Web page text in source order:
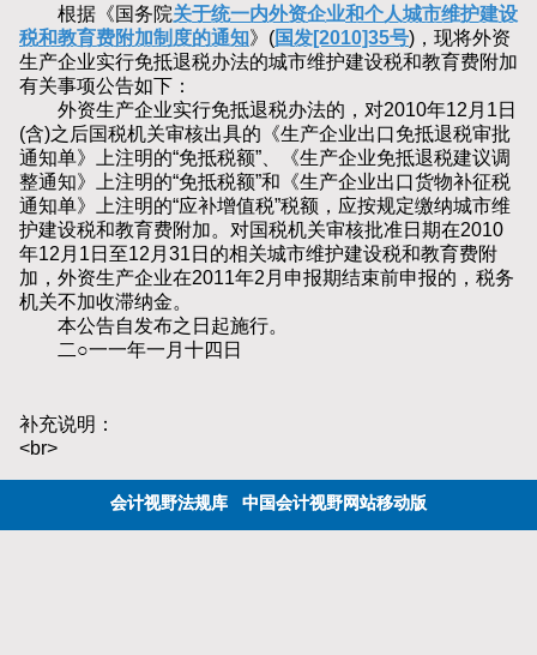
根据《国务院关于统一内外资企业和个人城市维护建设
税和教育费附加制度的通知》(国发[2010]35号)，现将外资
生产企业实行免抵退税办法的城市维护建设税和教育费附加
有关事项公告如下：
外资生产企业实行免抵退税办法的，对2010年12月1日
(含)之后国税机关审核出具的《生产企业出口免抵退税审批
通知单》上注明的“免抵税额”、《生产企业免抵退税建议调
整通知》上注明的“免抵税额”和《生产企业出口货物补征税
通知单》上注明的“应补增值税”税额，应按规定缴纳城市维
护建设税和教育费附加。对国税机关审核批准日期在2010
年12月1日至12月31日的相关城市维护建设税和教育费附
加，外资生产企业在2011年2月申报期结束前申报的，税务
机关不加收滞纳金。
本公告自发布之日起施行。
二○一一年一月十四日
补充说明：
<br>
会计视野法规库 中国会计视野网站移动版